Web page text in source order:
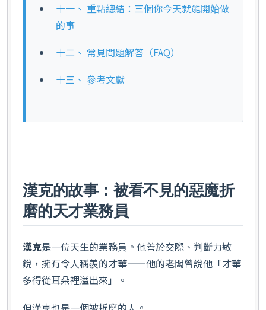
十一、 重點總結：三個你今天就能開始做
的事
十二、 常見問題解答（FAQ）
十三、 參考文獻
漢克的故事：被看不見的惡魔折
磨的天才業務員
漢克是一位天生的業務員。他善於交際、判斷力敏
銳，擁有令人稱羨的才華——他的老闆曾說他「才華
多得從耳朵裡溢出來」。